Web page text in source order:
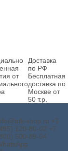
от
Доставка
по РФ
Бесплатная
доставка по
Москве от
50 т.р.
shop.ru +7
120-80-02 +7
500-89-04